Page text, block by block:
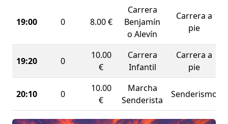
disfrutar de un paseo solidario y turístico por Los
Urrutias, ¡esta es tu prueba!
19:00 0 8.00 €
Carrera
Benjamín
o Alevín
Carrera a
pie
19:20 0
10.00
€
Carrera
Infantil
Carrera a
pie
20:10 0
10.00
€
Marcha
Senderista
Senderismo